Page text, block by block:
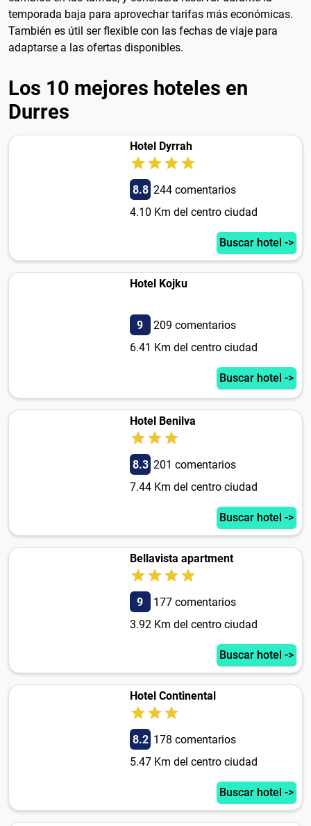
temporada baja para aprovechar tarifas más económicas.
También es útil ser flexible con las fechas de viaje para
adaptarse a las ofertas disponibles.
Los 10 mejores hoteles en
Durres
Hotel Dyrrah
8.8 244 comentarios
4.10 Km del centro ciudad
Buscar hotel ->
Hotel Kojku
9
209 comentarios
6.41 Km del centro ciudad
Buscar hotel ->
Hotel Benilva
8.3 201 comentarios
7.44 Km del centro ciudad
Buscar hotel ->
Bellavista apartment
9
177 comentarios
3.92 Km del centro ciudad
Buscar hotel ->
Hotel Continental
8.2 178 comentarios
5.47 Km del centro ciudad
Buscar hotel ->